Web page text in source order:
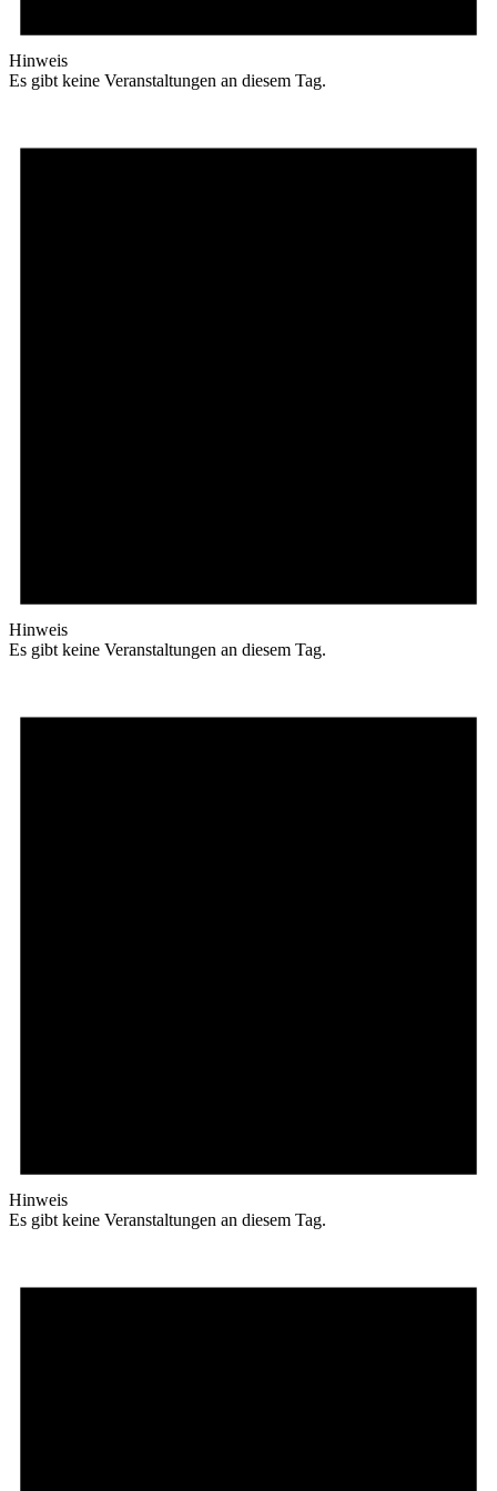
Hinweis
Es gibt keine Veranstaltungen an diesem Tag.
Hinweis
Es gibt keine Veranstaltungen an diesem Tag.
Hinweis
Es gibt keine Veranstaltungen an diesem Tag.